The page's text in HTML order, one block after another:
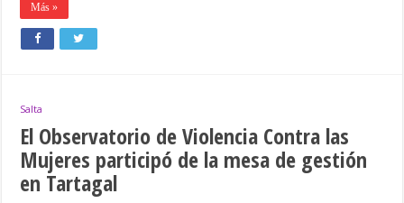
Más »
Salta
El Observatorio de Violencia Contra las
Mujeres participó de la mesa de gestión
en Tartagal